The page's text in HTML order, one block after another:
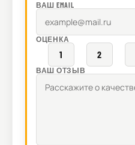
ВАШ EMAIL
ОЦЕНКА
1 2
ВАШ ОТЗЫВ